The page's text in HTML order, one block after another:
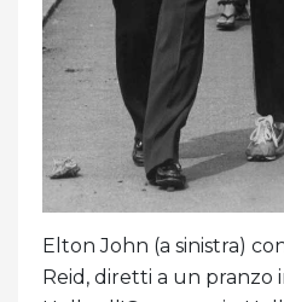
Elton John (a sinistra)
Reid, diretti a un pranzo